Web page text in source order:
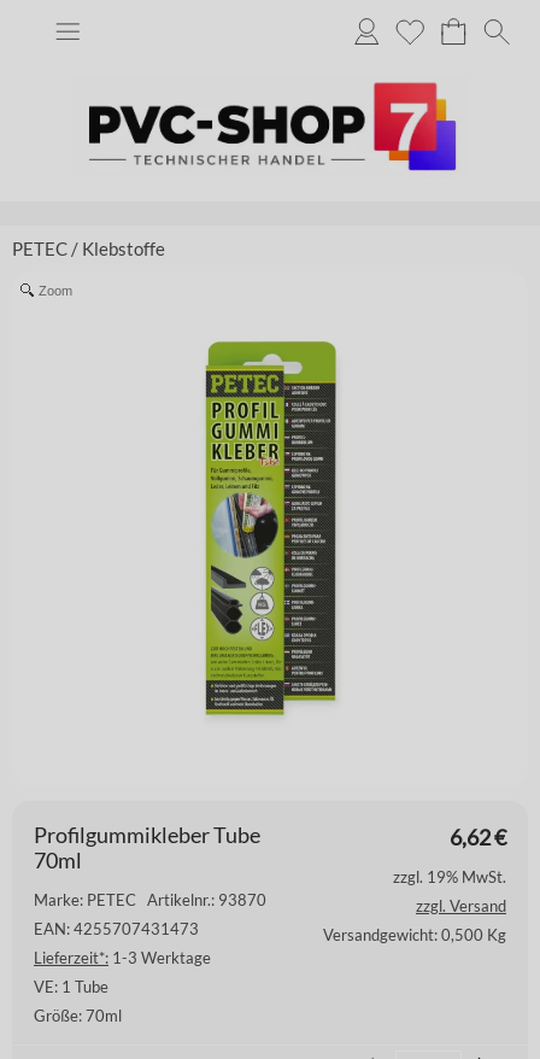
PETEC / Klebstoffe
Zoom
6,62€
Profilgummikleber Tube
70ml
Marke: PETEC Artikelnr.: 93870
EAN: 4255707431473
Lieferzeit*: 1-3 Werktage
VE: 1 Tube
Größe:70ml
zzgl. 19% MwSt.
zzgl. Versand
Versandgewicht: 0,500 Kg